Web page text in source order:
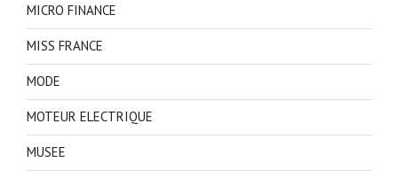
MICRO FINANCE
MISS FRANCE
MODE
MOTEUR ELECTRIQUE
MUSEE